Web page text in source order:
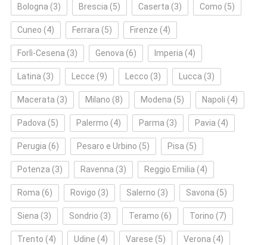
Bologna (3) Brescia (5) Caserta (3) Como (5)
Cuneo (4) Ferrara (5) Firenze (4)
Forlì‑Cesena (3) Genova (6) Imperia (4)
Latina (3) Lecce (9) Lecco (3) Lucca (3)
Macerata (3) Milano (8) Modena (5) Napoli (4)
Padova (5) Palermo (4) Parma (3) Pavia (4)
Perugia (6) Pesaro e Urbino (5) Pisa (5)
Potenza (3) Ravenna (3) Reggio Emilia (4)
Roma (6) Rovigo (3) Salerno (3) Savona (5)
Siena (3) Sondrio (3) Teramo (6) Torino (7)
Trento (4) Udine (4) Varese (5) Verona (4)